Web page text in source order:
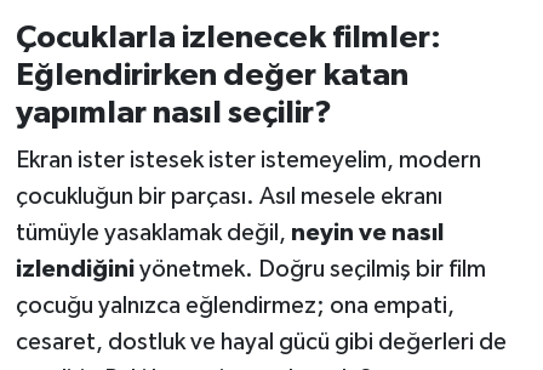
Çocuklarla izlenecek filmler:
Eğlendirirken değer katan
yapımlar nasıl seçilir?
Ekran ister istesek ister istemeyelim, modern
çocukluğun bir parçası. Asıl mesele ekranı
tümüyle yasaklamak değil, neyin ve nasıl
izlendiğiniyönetmek. Doğru seçilmiş bir film
çocuğu yalnızca eğlendirmez; ona empati,
cesaret, dostluk ve hayal gücü gibi değerleri de